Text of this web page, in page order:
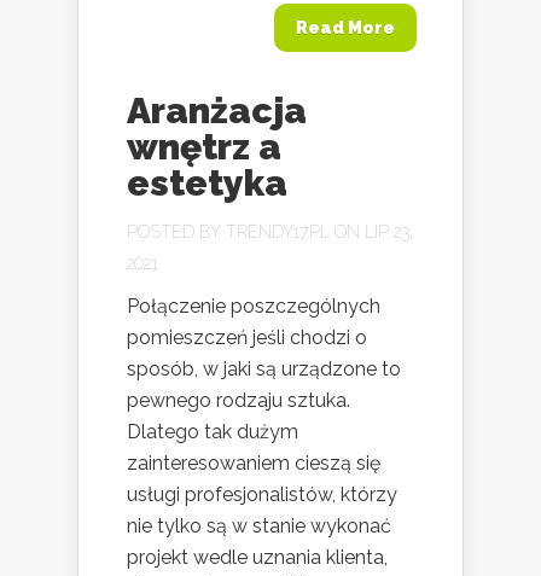
Read More
Aranżacja
wnętrz a
estetyka
POSTED BY TRENDY17.PL ON LIP 23,
2021
Połączenie poszczególnych
pomieszczeń jeśli chodzi o
sposób, w jaki są urządzone to
pewnego rodzaju sztuka.
Dlatego tak dużym
zainteresowaniem cieszą się
usługi profesjonalistów, którzy
nie tylko są w stanie wykonać
projekt wedle uznania klienta,